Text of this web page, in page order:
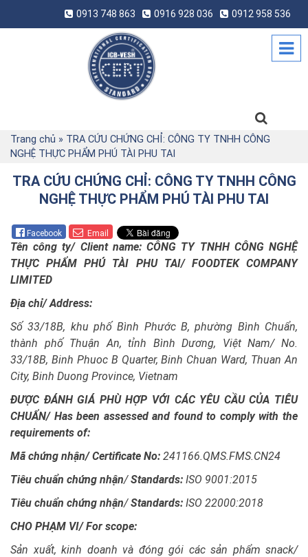
0913 748 863 0916 928 036 0912 958 536
Trang chủ » TRA CỨU CHỨNG CHỈ: CÔNG TY TNHH CÔNG
NGHỆ THỰC PHẨM PHÚ TÀI PHU TAI
TRA CỨU CHỨNG CHỈ: CÔNG TY TNHH CÔNG
NGHỆ THỰC PHẨM PHÚ TÀI PHU TAI
Facebook Email
Tên công ty/ Client name: CÔNG TY TNHH CÔNG NGHỆ
THỰC PHẨM PHÚ TÀI PHU TAI/ FOODTEK COMPANY
LIMITED
Địa chỉ/ Address:
Số 33/18B, khu phố Bình Phước B, phường Bình Chuẩn,
thành phố Thuận An, tỉnh Bình Dương, Việt Nam/ No.
33/18B, Binh Phuoc B Quarter, Binh Chuan Ward, Thuan An
City, Binh Duong Province, Vietnam
ĐƯỢC ĐÁNH GIÁ PHÙ HỢP VỚI CÁC YÊU CẦU CỦA TIÊU
CHUẨN/ Has been assessed and found to comply with the
requirements of:
Mã chứng nhận/ Certificate No: 241166.QMS.FMS.CN24
Tiêu chuẩn chứng nhận/Standards: ISO 9001:2015
Tiêu chuẩn chứng nhận/Standards: ISO 22000:2018
CHO PHẠM VI/For scope:
Sản xuất, kinh doanh và đóng gói các sản phẩm snack/